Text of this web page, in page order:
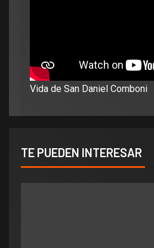
Vida de San Daniel Comboni
TE PUEDEN INTERESAR